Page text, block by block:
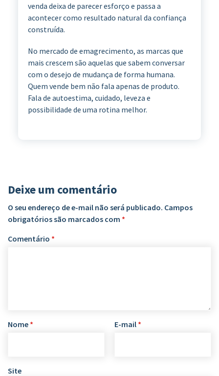
venda deixa de parecer esforço e passa a
acontecer como resultado natural da confiança
construída.
No mercado de emagrecimento, as marcas que
mais crescem são aquelas que sabem conversar
com o desejo de mudança de forma humana.
Quem vende bem não fala apenas de produto.
Fala de autoestima, cuidado, leveza e
possibilidade de uma rotina melhor.
Deixe um comentário
O seu endereço de e-mail não será publicado. Campos
obrigatórios são marcados com *
Comentário *
Nome * E-mail *
Site